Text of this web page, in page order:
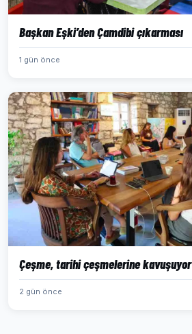
Başkan Eşki’den Çamdibi çıkarması
1 gün önce
Çeşme, tarihi çeşmelerine kavuşuyor
2 gün önce